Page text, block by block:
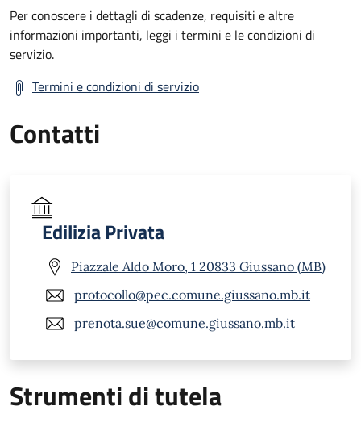
Per conoscere i dettagli di scadenze, requisiti e altre
informazioni importanti, leggi i termini e le condizioni di
servizio.
Termini e condizioni di servizio
Contatti
Edilizia Privata
Piazzale Aldo Moro, 1 20833 Giussano (MB)
protocollo@pec.comune.giussano.mb.it
prenota.sue@comune.giussano.mb.it
Strumenti di tutela